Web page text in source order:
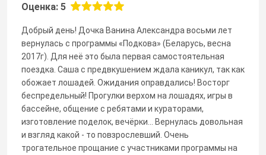
Оценка: 5
Добрый день! Дочка Ванина Александра восьми лет
вернулась с программы «Подкова» (Беларусь, весна
2017г). Для неё это была первая самостоятельная
поездка. Саша с предвкушением ждала каникул, так как
обожает лошадей. Ожидания оправдались! Восторг
беспредельный! Прогулки верхом на лошадях, игры в
бассейне, общение с ребятами и кураторами,
изготовление поделок, вечёрки... Вернулась довольная
и взгляд какой - то повзрослевший. Очень
трогательное прощание с участниками программы на